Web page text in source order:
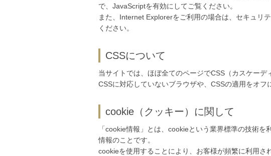
で、JavaScriptを有効にしてご覧ください。
また、Internet Explorerをご利用の場合は、セキュリ
ください。
CSSについて
当サイトでは、ほぼ全てのページでCSS（カスケー
CSSに対応していないブラウザや、CSSの適用をオフ
cookie（クッキー）に関して
「cookie情報」とは、cookieという業界標準の技術
情報のことです。
cookieを使用することにより、お客様が頻繁に利用さ